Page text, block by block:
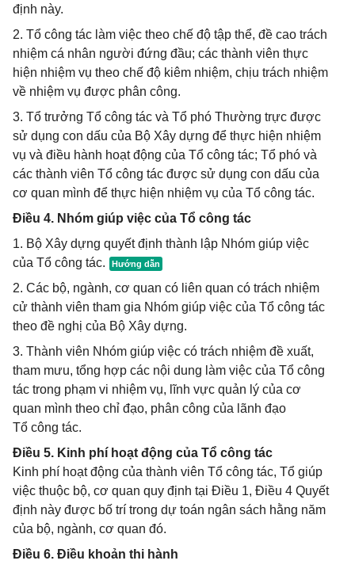
định này.
2. Tổ công tác làm việc theo chế độ tập thể, đề cao trách
nhiệm cá nhân người đứng đầu; các thành viên thực
hiện nhiệm vụ theo chế độ kiêm nhiệm, chịu trách nhiệm
về nhiệm vụ được phân công.
3. Tổ trưởng Tổ công tác và Tổ phó Thường trực được
sử dụng con dấu của Bộ Xây dựng để thực hiện nhiệm
vụ và điều hành hoạt động của Tổ công tác; Tổ phó và
các thành viên Tổ công tác được sử dụng con dấu của
cơ quan mình để thực hiện nhiệm vụ của Tổ công tác.
Điều 4. Nhóm giúp việc của Tổ công tác
1. Bộ Xây dựng quyết định thành lập Nhóm giúp việc
của Tổ công tác.
2. Các bộ, ngành, cơ quan có liên quan có trách nhiệm
cử thành viên tham gia Nhóm giúp việc của Tổ công tác
theo đề nghị của Bộ Xây dựng.
3. Thành viên Nhóm giúp việc có trách nhiệm đề xuất,
tham mưu, tổng hợp các nội dung làm việc của Tổ công
tác trong phạm vi nhiệm vụ, lĩnh vực quản lý của cơ
quan mình theo chỉ đạo, phân công của lãnh đạo
Tổ công tác.
Điều 5. Kinh phí hoạt động của Tổ công tác
Kinh phí hoạt động của thành viên Tổ công tác, Tổ giúp
việc thuộc bộ, cơ quan quy định tại Điều 1, Điều 4 Quyết
định này được bố trí trong dự toán ngân sách hằng năm
của bộ, ngành, cơ quan đó.
Điều 6. Điều khoản thi hành